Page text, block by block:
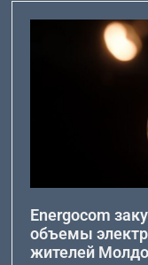
Energocom
объемы
жителей